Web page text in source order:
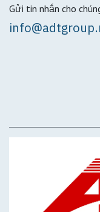
Gửi tin nhắn cho